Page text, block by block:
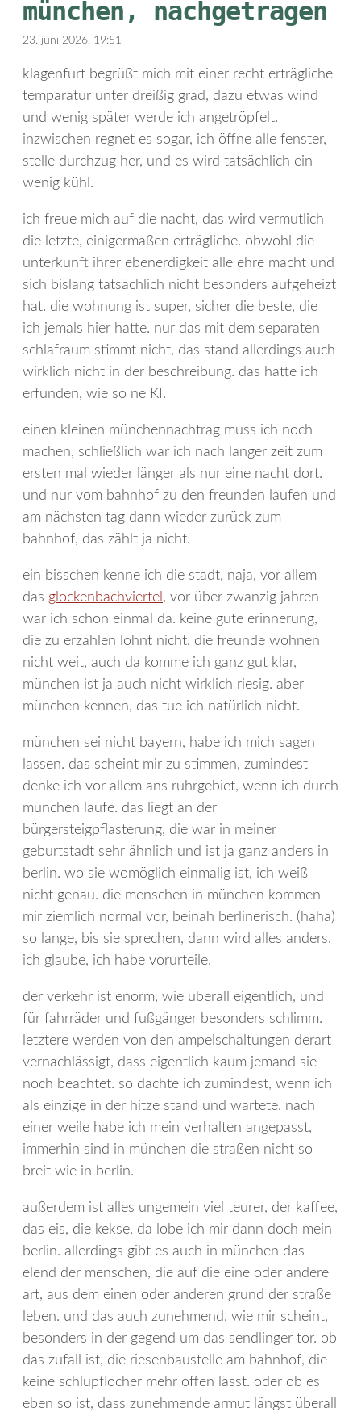
münchen, nachgetragen
23. juni 2026, 19:51
klagenfurt begrüßt mich mit einer recht erträgliche
temparatur unter dreißig grad, dazu etwas wind
und wenig später werde ich angetröpfelt.
inzwischen regnet es sogar, ich öffne alle fenster,
stelle durchzug her, und es wird tatsächlich ein
wenig kühl.
ich freue mich auf die nacht, das wird vermutlich
die letzte, einigermaßen erträgliche. obwohl die
unterkunft ihrer ebenerdigkeit alle ehre macht und
sich bislang tatsächlich nicht besonders aufgeheizt
hat. die wohnung ist super, sicher die beste, die
ich jemals hier hatte. nur das mit dem separaten
schlafraum stimmt nicht, das stand allerdings auch
wirklich nicht in der beschreibung. das hatte ich
erfunden, wie so ne KI.
einen kleinen münchennachtrag muss ich noch
machen, schließlich war ich nach langer zeit zum
ersten mal wieder länger als nur eine nacht dort.
und nur vom bahnhof zu den freunden laufen und
am nächsten tag dann wieder zurück zum
bahnhof, das zählt ja nicht.
ein bisschen kenne ich die stadt, naja, vor allem
das glockenbachviertel , vor über zwanzig jahren
war ich schon einmal da. keine gute erinnerung,
die zu erzählen lohnt nicht. die freunde wohnen
nicht weit, auch da komme ich ganz gut klar,
münchen ist ja auch nicht wirklich riesig. aber
münchen kennen, das tue ich natürlich nicht.
münchen sei nicht bayern, habe ich mich sagen
lassen. das scheint mir zu stimmen, zumindest
denke ich vor allem ans ruhrgebiet, wenn ich durch
münchen laufe. das liegt an der
bürgersteigpflasterung, die war in meiner
geburtstadt sehr ähnlich und ist ja ganz anders in
berlin. wo sie womöglich einmalig ist, ich weiß
nicht genau. die menschen in münchen kommen
mir ziemlich normal vor, beinah berlinerisch. (haha)
so lange, bis sie sprechen, dann wird alles anders.
ich glaube, ich habe vorurteile.
der verkehr ist enorm, wie überall eigentlich, und
für fahrräder und fußgänger besonders schlimm.
letztere werden von den ampelschaltungen derart
vernachlässigt, dass eigentlich kaum jemand sie
noch beachtet. so dachte ich zumindest, wenn ich
als einzige in der hitze stand und wartete. nach
einer weile habe ich mein verhalten angepasst,
immerhin sind in münchen die straßen nicht so
breit wie in berlin.
außerdem ist alles ungemein viel teurer, der kaffee,
das eis, die kekse. da lobe ich mir dann doch mein
berlin. allerdings gibt es auch in münchen das
elend der menschen, die auf die eine oder andere
art, aus dem einen oder anderen grund der straße
leben. und das auch zunehmend, wie mir scheint,
besonders in der gegend um das sendlinger tor. ob
das zufall ist, die riesenbaustelle am bahnhof, die
keine schlupflöcher mehr offen lässt. oder ob es
eben so ist, dass zunehmende armut längst überall